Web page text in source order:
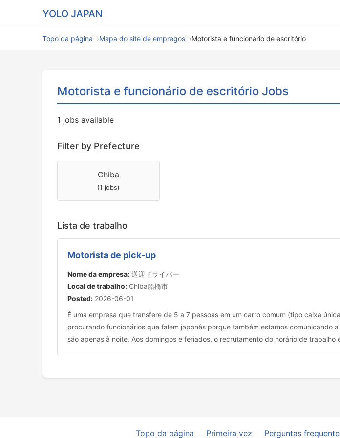
YOLO JAPAN
Topo da página Mapa do site de empregos Motorista e funcionário de escritório
Motorista e funcionário de escritório Jobs
1 jobs available
Filter by Prefecture
Chiba
(1 jobs)
Lista de trabalho
Motorista de pick-up
Nome da empresa: 送迎ドライバー
Local de trabalho: Chiba船橋市
Posted: 2026-06-01
É uma empresa que transfere de 5 a 7 pessoas em um carro comum (tipo caixa
procurando funcionários que falem japonês porque também estamos comunicando
são apenas à noite. Aos domingos e feriados, o recrutamento do horário de trabalho
Topo da página Primeira vez Perguntas